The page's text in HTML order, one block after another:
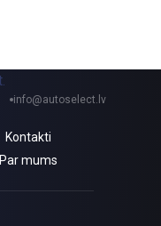
info@autoselect.lv
Kontakti
Par mums